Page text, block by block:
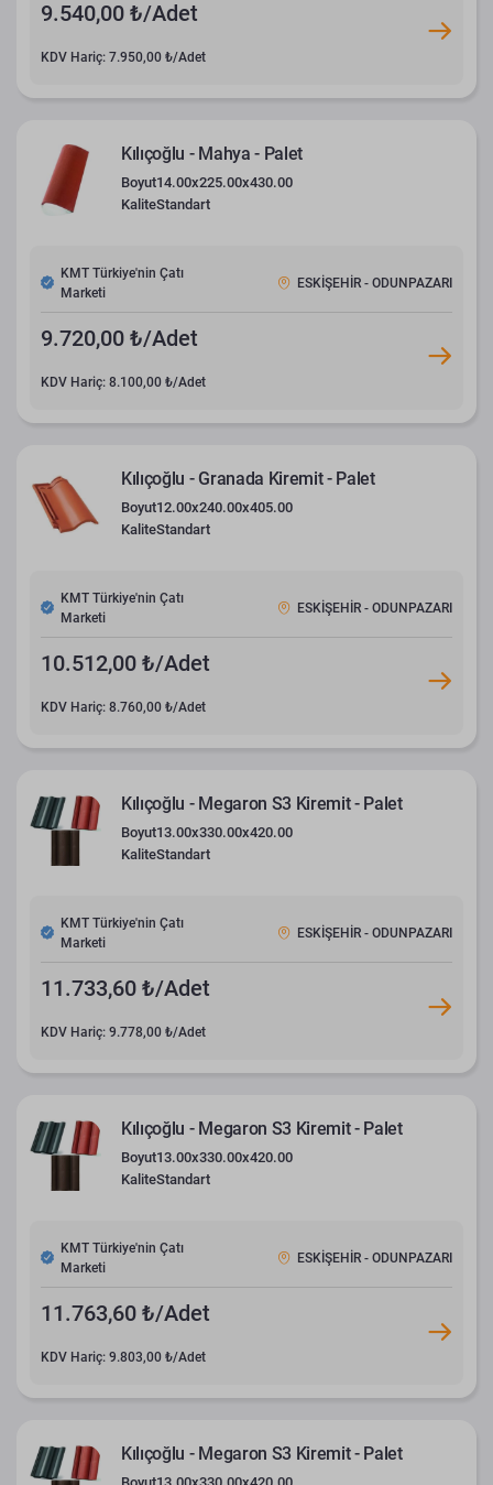
9.540,00 ₺/Adet
KDV Hariç: 7.950,00 ₺/Adet
Kılıçoğlu - Mahya - Palet
Boyut14.00x225.00x430.00
KaliteStandart
KMT Türkiye'nin Çatı
Marketi
ESKİŞEHİR - ODUNPAZARI
9.720,00 ₺/Adet
KDV Hariç: 8.100,00 ₺/Adet
Kılıçoğlu - Granada Kiremit - Palet
Boyut12.00x240.00x405.00
KaliteStandart
KMT Türkiye'nin Çatı
Marketi
ESKİŞEHİR - ODUNPAZARI
10.512,00 ₺/Adet
KDV Hariç: 8.760,00 ₺/Adet
Kılıçoğlu - Megaron S3 Kiremit - Palet
Boyut13.00x330.00x420.00
KaliteStandart
KMT Türkiye'nin Çatı
Marketi
ESKİŞEHİR - ODUNPAZARI
11.733,60 ₺/Adet
KDV Hariç: 9.778,00 ₺/Adet
Kılıçoğlu - Megaron S3 Kiremit - Palet
Boyut13.00x330.00x420.00
KaliteStandart
KMT Türkiye'nin Çatı
Marketi
ESKİŞEHİR - ODUNPAZARI
11.763,60 ₺/Adet
KDV Hariç: 9.803,00 ₺/Adet
Kılıçoğlu - Megaron S3 Kiremit - Palet